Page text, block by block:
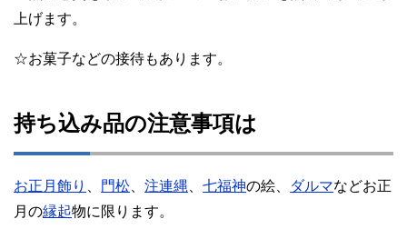
上げます。
☆お菓子などの接待もあります。
持ち込み品の注意事項は
お正月飾り 門松 注連縄 七福神の絵、 ダルマなどお正
月の縁起物に限ります。